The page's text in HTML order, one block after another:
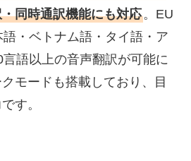
同時通訳機能にも対応。EU
・ベトナム語・タイ語・ア
語以上の音声翻訳が可能に
モードも搭載しており、目
す。